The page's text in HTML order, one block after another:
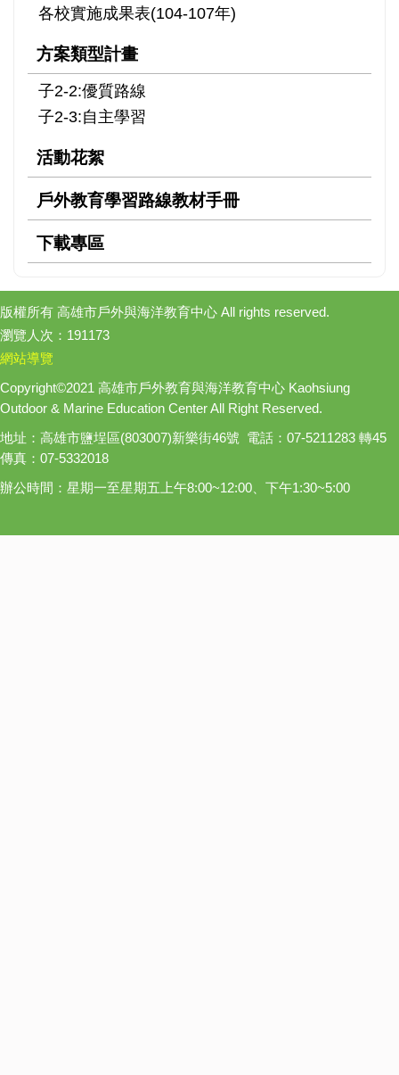
各校實施成果表(104-107年)
方案類型計畫
子2-2:優質路線
子2-3:自主學習
活動花絮
戶外教育學習路線教材手冊
下載專區
版權所有 高雄市戶外與海洋教育中心 All rights reserved.
瀏覽人次：191173
網站導覽
Copyright©2021 高雄市戶外教育與海洋教育中心 Kaohsiung
Outdoor & Marine Education Center All Right Reserved.
地址：高雄市鹽埕區(803007)新樂街46號 電話：07-5211283 轉45
傳真：07-5332018
辦公時間：星期一至星期五上午8:00~12:00、下午1:30~5:00